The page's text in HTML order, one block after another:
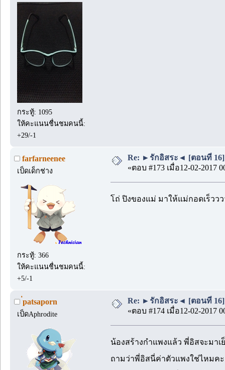
กระทู้: 1095
ให้คะแนนชื่นชมคนนี้:
+29/-1
farfarneenee
เป็ดเด็กช่าง
กระทู้: 366
ให้คะแนนชื่นชมคนนี้:
+5/-1
Re: ►รักอิสระ◄ [ตอนที่ 16]
«ตอบ #173 เมื่อ12-02-2017
โถ่ ปิงของแม่ มาให้แม่กอดเร็วว
่patsaporn
เป็ดAphrodite
Re: ►รักอิสระ◄ [ตอนที่ 16]
«ตอบ #174 เมื่อ12-02-2017
น้องสร้างกำแพงแล้ว พี่อิสจะมาเ
ถามว่าพี่อิสนี่ค่าตัวแพงใช่ไหมค